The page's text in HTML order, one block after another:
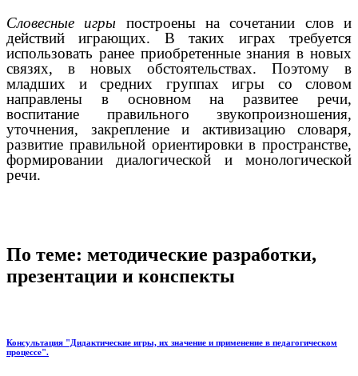
Словесные игры построены на сочетании слов и
действий играющих. В таких играх требуется
использовать ранее приобретенные знания в новых
связях, в новых обстоятельствах. Поэтому в
младших и средних группах игры со словом
направлены в основном на развитее речи,
воспитание правильного звукопроизношения,
уточнения, закрепление и активизацию словаря,
развитие правильной ориентировки в пространстве,
формировании диалогической и монологической
речи.
По теме: методические разработки,
презентации и конспекты
Консультация "Дидактические игры, их значение и применение в педагогическом
процессе".